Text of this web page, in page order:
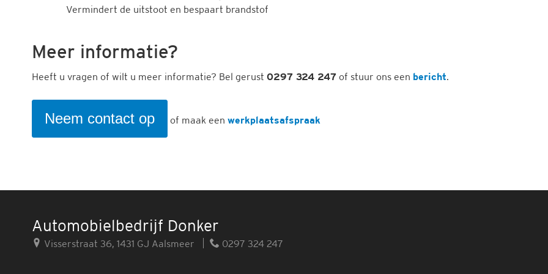
Vermindert de uitstoot en bespaart brandstof
Meer informatie?
Heeft u vragen of wilt u meer informatie? Bel gerust 0297 324 247 of stuur ons een bericht.
Neem contact op of maak een werkplaatsafspraak
Automobielbedrijf Donker
Visserstraat 36, 1431 GJ Aalsmeer 0297 324 247